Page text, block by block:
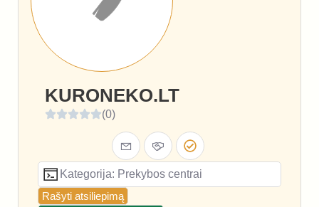
KURONEKO.LT
(0)
Kategorija: Prekybos centrai
Rašyti atsiliepimą